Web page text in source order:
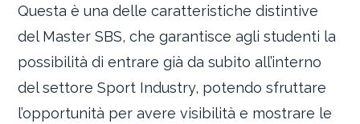
Questa è una delle caratteristiche distintive
del Master SBS, che garantisce agli studenti la
possibilità di entrare già da subito all’interno
del settore Sport Industry, potendo sfruttare
l’opportunità per avere visibilità e mostrare le